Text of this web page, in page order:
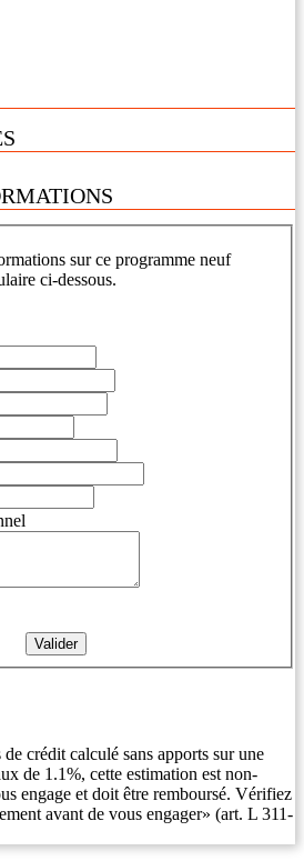
sur ce programme neuf
ci-dessous.
crédit calculé sans apports sur une
de 1.1%, cette estimation est non-
engage et doit être remboursé. Vérifiez
avant de vous engager» (art. L 311-